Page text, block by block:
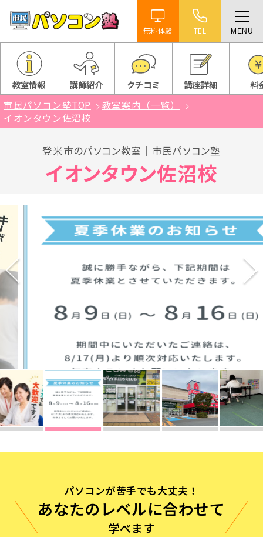
無料体験 TEL MENU
ホーム
特徴
講座紹介
教室案内
受講までの流れ
よくある質問
無料体験に申し込む
0120-868-003
受付時間／9:00〜18:00 土日祝休み
教室情報 講師紹介 クチコミ 講座詳細 料
市民パソコン塾TOP
教室案内（一覧）
イオンタウン佐沼校
登米市のパソコン教室｜市民パソコン塾
イオンタウン佐沼校
パソコンが苦手でも大丈夫！
あなたのレベルに合わせて
学べます